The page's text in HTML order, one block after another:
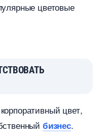
цветовые
цвет,
изнес.